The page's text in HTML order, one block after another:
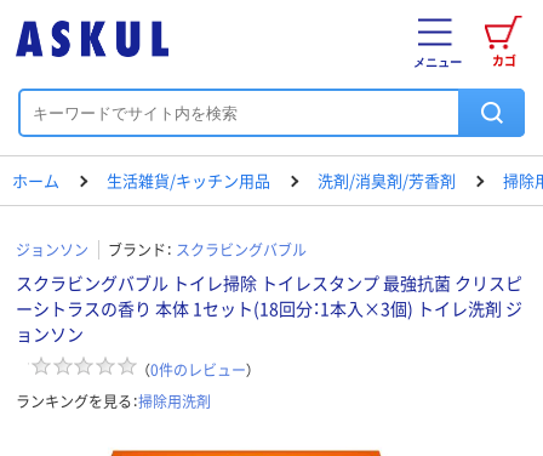
カゴ
メニュー
ホーム 生活雑貨/キッチン用品 洗剤/消臭剤/芳香剤 掃除
ジョンソン ブランド： スクラビングバブル
スクラビングバブル トイレ掃除 トイレスタンプ 最強抗菌 クリスピ
ーシトラスの香り 本体 1セット(18回分：1本入×3個) トイレ洗剤 ジ
ョンソン
（0件のレビュー）
ランキングを見る：掃除用洗剤